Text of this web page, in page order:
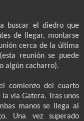
buscar el diedro que
de llegar, montarse
cerca de la última
reunión se puede
algún cacharro).
comienzo del cuarto
vía Gatera. Tras unos
manos se llega al
Una vez superado